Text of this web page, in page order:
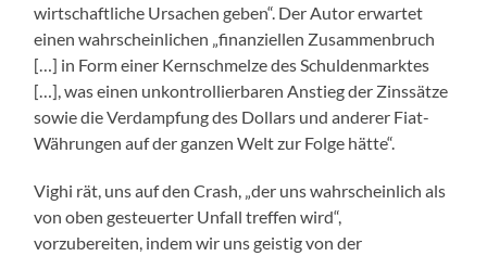
wirtschaftliche Ursachen geben“. Der Autor erwartet
einen wahrscheinlichen „finanziellen Zusammenbruch
[…] in Form einer Kernschmelze des Schuldenmarktes
[…], was einen unkontrollierbaren Anstieg der Zinssätze
sowie die Verdampfung des Dollars und anderer Fiat-
Währungen auf der ganzen Welt zur Folge hätte“.
Vighi rät, uns auf den Crash, „der uns wahrscheinlich als
von oben gesteuerter Unfall treffen wird“,
vorzubereiten, indem wir uns geistig von der